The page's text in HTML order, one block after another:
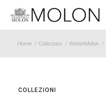
Home / Collezioni / AtelierMolon /
COLLEZIONI